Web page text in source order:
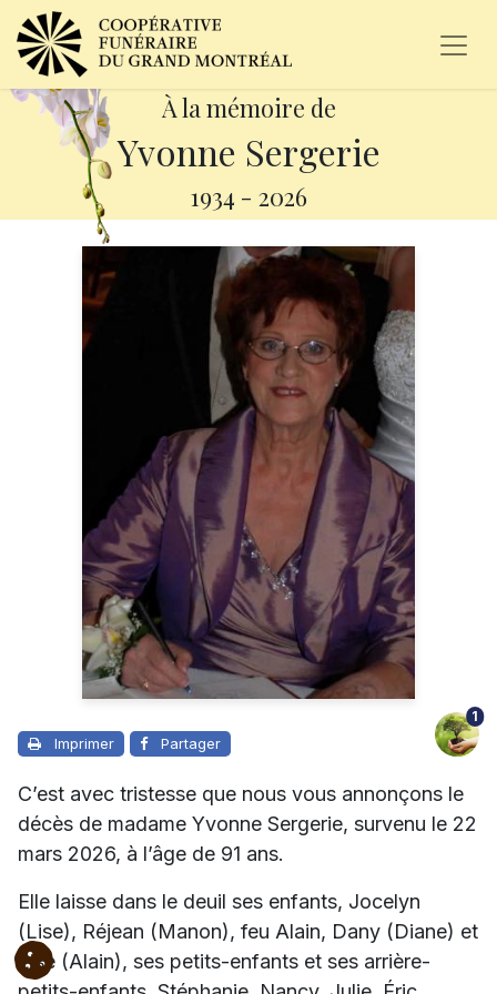
À la mémoire de
Yvonne Sergerie
1934 - 2026
Imprimer Partager
1
C’est avec tristesse que nous vous annonçons le
décès de madame Yvonne Sergerie, survenu le 22
mars 2026, à l’âge de 91 ans.
Elle laisse dans le deuil ses enfants, Jocelyn
(Lise), Réjean (Manon), feu Alain, Dany (Diane) et
Lise (Alain), ses petits-enfants et ses arrière-